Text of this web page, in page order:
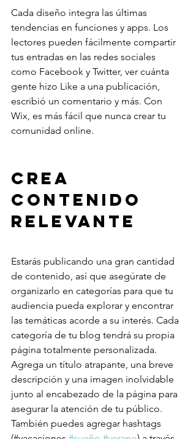
Cada diseño integra las últimas
tendencias en funciones y apps. Los
lectores pueden fácilmente compartir
tus entradas en las redes sociales
como Facebook y Twitter, ver cuánta
gente hizo Like a una publicación,
escribió un comentario y más. Con
Wix, es más fácil que nunca crear tu
comunidad online.
Crea
contenido
relevante
Estarás publicando una gran cantidad
de contenido, así que asegúrate de
organizarlo en categorías para que tu
audiencia pueda explorar y encontrar
las temáticas acorde a su interés. Cada
categoría de tu blog tendrá su propia
página totalmente personalizada.
Agrega un título atrapante, una breve
descripción y una imagen inolvidable
junto al encabezado de la página para
asegurar la atención de tu público.
También puedes agregar hashtags